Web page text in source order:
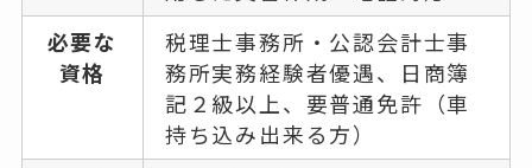
必要な
資格
税理士事務所・公認会計士事
務所実務経験者優遇、日商簿
記２級以上、要普通免許（車
持ち込み出来る方）